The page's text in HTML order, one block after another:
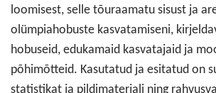
loomisest, selle tõuraamatu sisust ja
olümpiahobuste kasvatamiseni,
hobuseid, edukamaid kasvatajaid ja
põhimõtteid. Kasutatud ja esitatud on
statistikat ja pildimaterjali ning